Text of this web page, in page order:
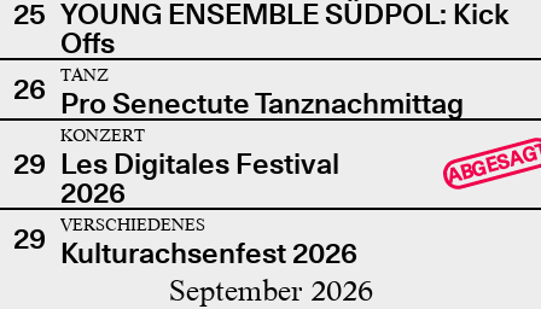
25 YOUNG ENSEMBLE SÜDPOL: Kick
Offs
26
TANZ
Pro Senectute Tanznachmittag
29
KONZERT
Les Digitales Festival
2026
29 VERSCHIEDENES
Kulturachsenfest 2026
September 2026